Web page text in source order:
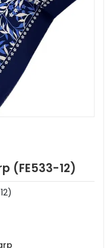
(FE533-12)